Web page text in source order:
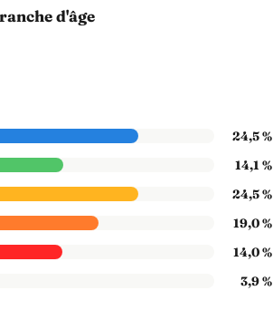
d'âge
24,5 %
14,1 %
24,5 %
19,0 %
14,0 %
3,9 %